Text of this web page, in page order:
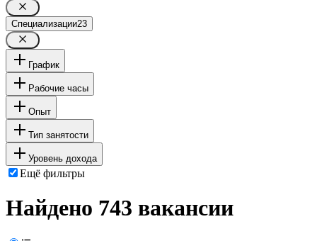
Специализации23
График
Рабочие часы
Опыт
Тип занятости
Уровень дохода
Ещё фильтры
Найдено 743 вакансии